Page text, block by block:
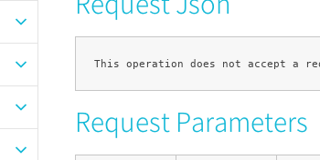
Request Parameters